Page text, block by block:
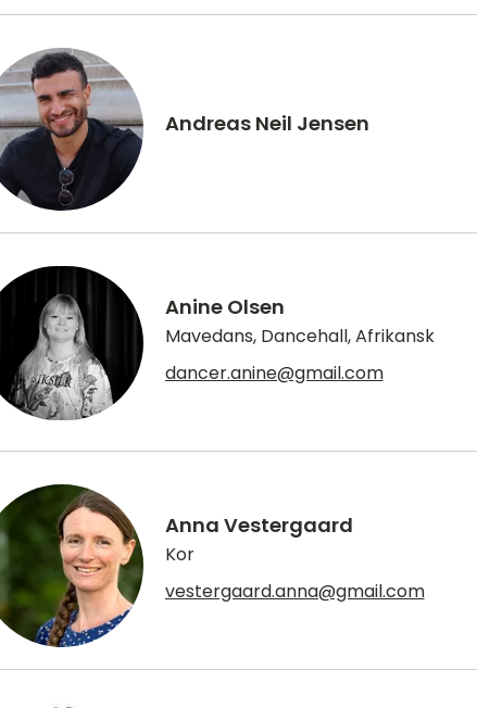
Andreas Neil Jensen
Anine Olsen
Mavedans, Dancehall, Afrikansk
dancer.anine@gmail.com
Anna Vestergaard
Kor
vestergaard.anna@gmail.com